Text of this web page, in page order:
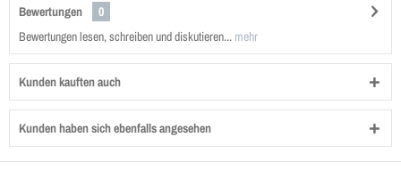
Bewertungen
0
Bewertungen lesen, schreiben und diskutieren... mehr
Kunden kauften auch
Kunden haben sich ebenfalls angesehen